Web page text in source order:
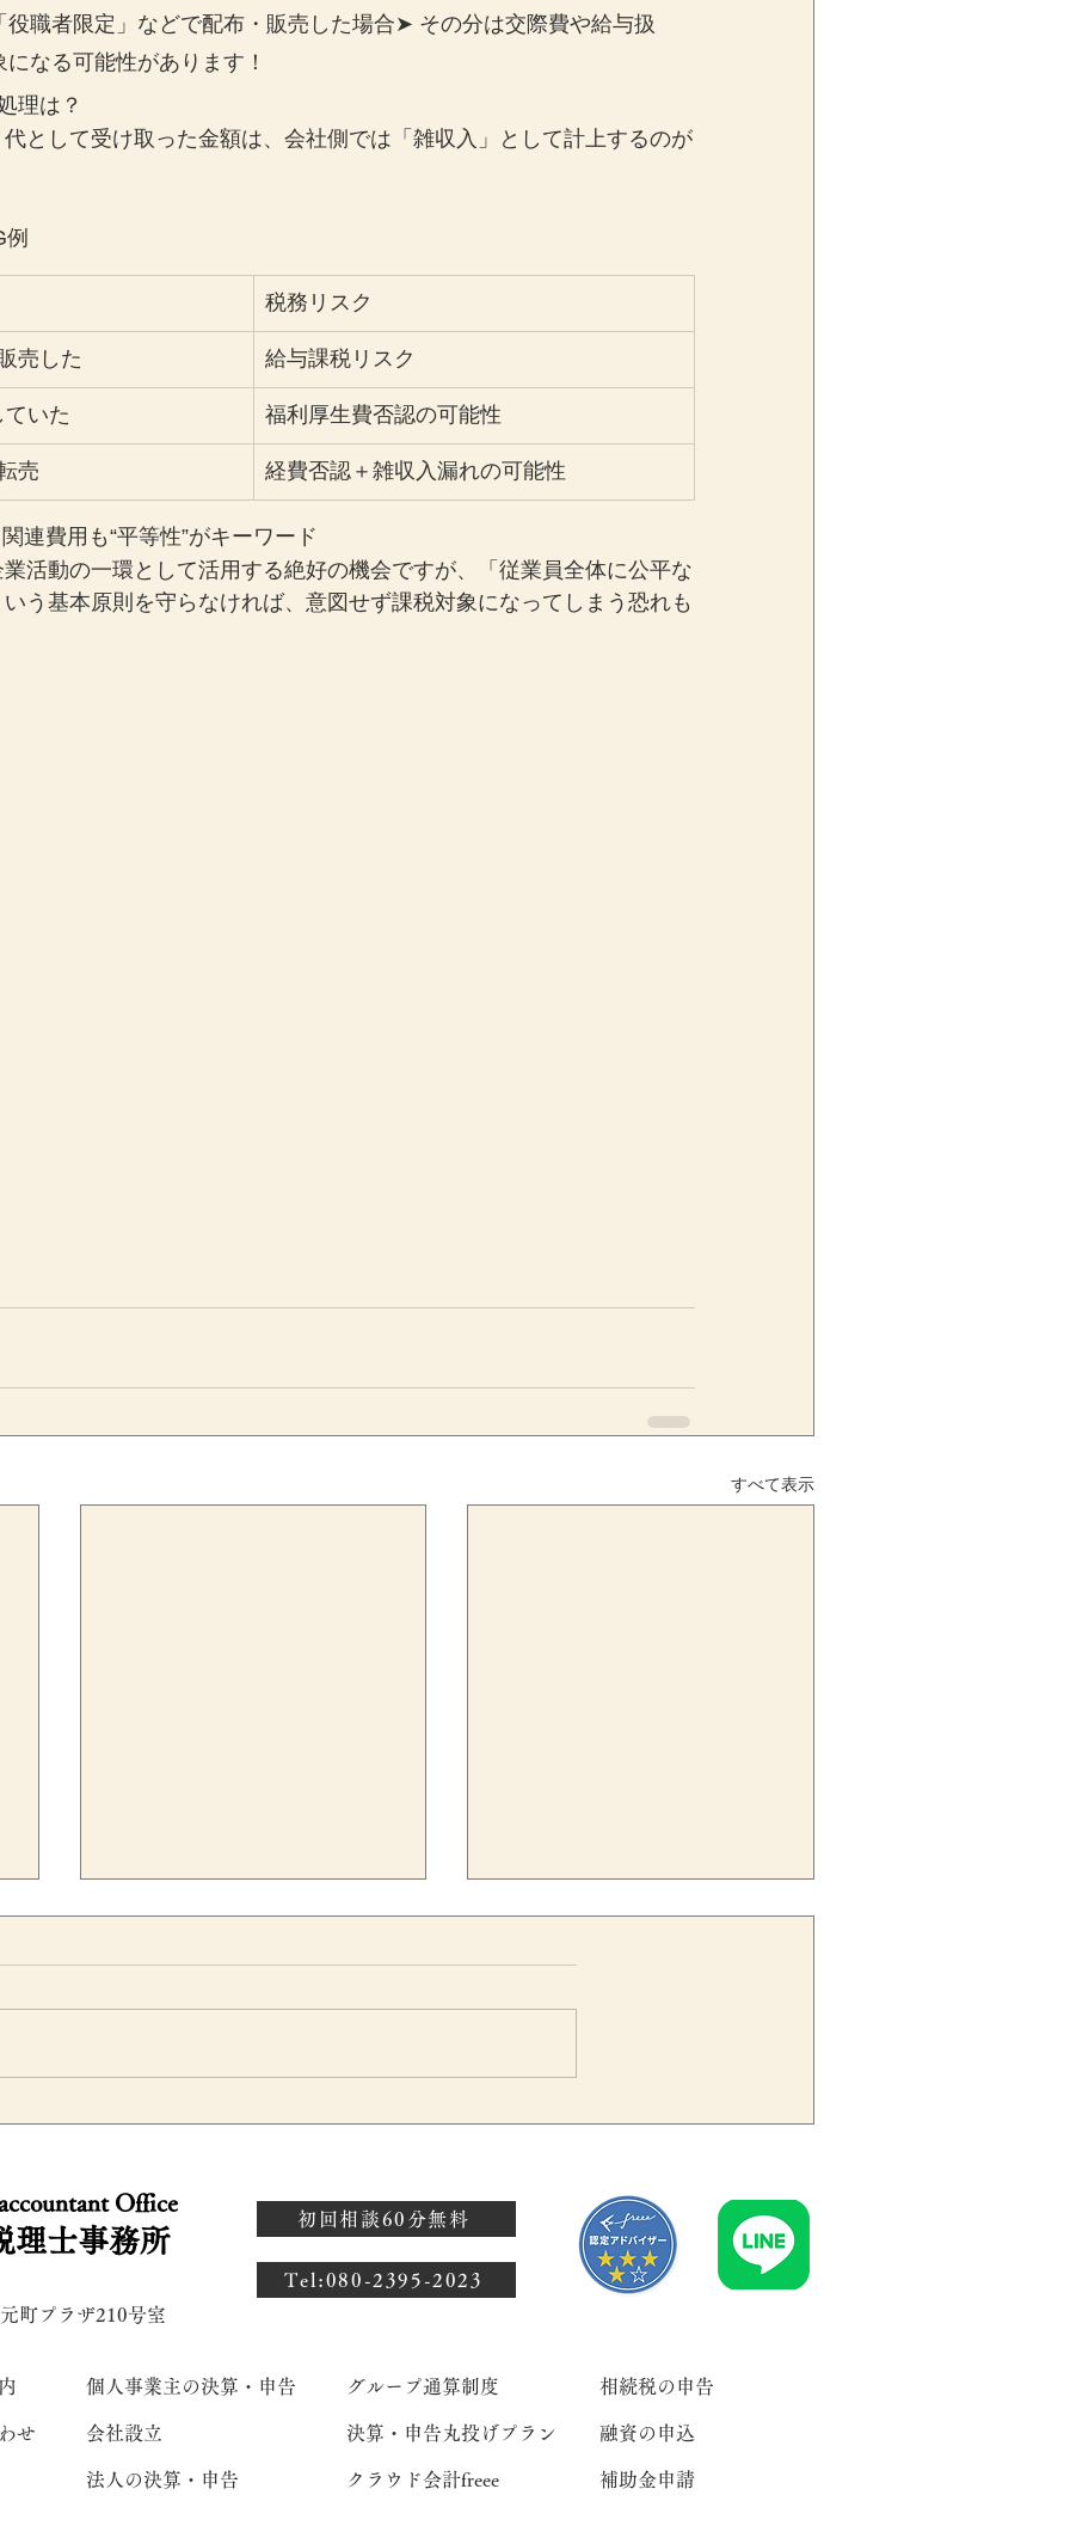
役職者限定」などで配布・販売した場合➤ その分は交際費や給与扱
なる可能性があります！
理は？
として受け取った金額は、会社側では「雑収入」として計上するのが
税務リスク
売した 給与課税リスク
いた 福利厚生費否認の可能性
売 経費否認＋雑収入漏れの可能性
連費用も“平等性”がキーワード
活動の一環として活用する絶好の機会ですが、「従業員全体に公平な
う基本原則を守らなければ、意図せず課税対象になってしまう恐れも
すべて表示
満期保険金を据え置いた場合
算と確定申告のポイントを税
理士が解説
従業員の健康診断費用は福利
ないための注意点を税理士が
Office
理士事務所
町プラザ210号室
初回相談60分無料
​Tel:080-2395-2023
せ
個人事業主の決算・申告
会社設立
法人の決算・申告
グループ通算制度
決算・申告丸投げプラン
クラウド会計freee
相続税の申告
融資の申込
補助金申請